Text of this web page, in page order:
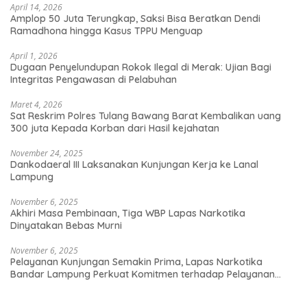
April 14, 2026
Amplop 50 Juta Terungkap, Saksi Bisa Beratkan Dendi
Ramadhona hingga Kasus TPPU Menguap
April 1, 2026
Dugaan Penyelundupan Rokok Ilegal di Merak: Ujian Bagi
Integritas Pengawasan di Pelabuhan
Maret 4, 2026
Sat Reskrim Polres Tulang Bawang Barat Kembalikan uang
300 juta Kepada Korban dari Hasil kejahatan
November 24, 2025
Dankodaeral III Laksanakan Kunjungan Kerja ke Lanal
Lampung
November 6, 2025
Akhiri Masa Pembinaan, Tiga WBP Lapas Narkotika
Dinyatakan Bebas Murni
November 6, 2025
Pelayanan Kunjungan Semakin Prima, Lapas Narkotika
Bandar Lampung Perkuat Komitmen terhadap Pelayanan